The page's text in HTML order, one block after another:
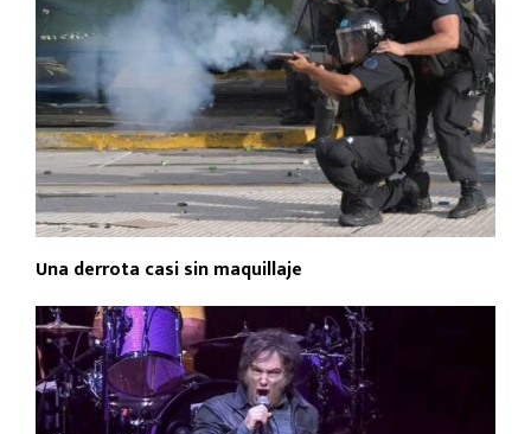
Una derrota casi sin maquillaje